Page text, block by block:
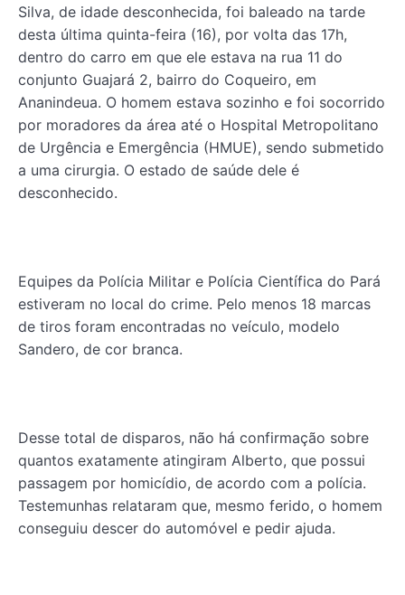
Silva, de idade desconhecida, foi baleado na tarde
desta última quinta-feira (16), por volta das 17h,
dentro do carro em que ele estava na rua 11 do
conjunto Guajará 2, bairro do Coqueiro, em
Ananindeua. O homem estava sozinho e foi socorrido
por moradores da área até o Hospital Metropolitano
de Urgência e Emergência (HMUE), sendo submetido
a uma cirurgia. O estado de saúde dele é
desconhecido.
Equipes da Polícia Militar e Polícia Científica do Pará
estiveram no local do crime. Pelo menos 18 marcas
de tiros foram encontradas no veículo, modelo
Sandero, de cor branca.
Desse total de disparos, não há confirmação sobre
quantos exatamente atingiram Alberto, que possui
passagem por homicídio, de acordo com a polícia.
Testemunhas relataram que, mesmo ferido, o homem
conseguiu descer do automóvel e pedir ajuda.